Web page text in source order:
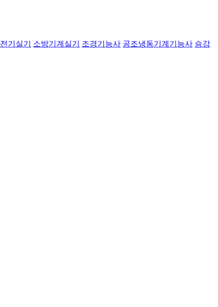
기실기 소방기계실기 조경기능사 공조냉동기계기능사 승강